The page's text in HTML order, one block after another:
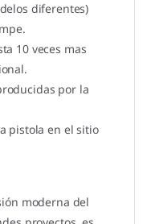
diferentes)
10 veces mas
por la
pistola en el sitio
moderna del